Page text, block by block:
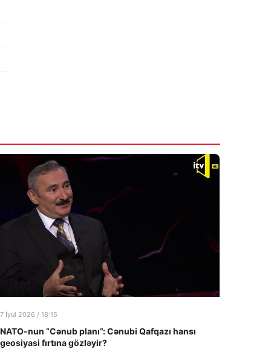
7 İyul 2026 / 18:15
NATO-nun “Cənub planı”: Cənubi Qafqazı hansı
geosiyasi fırtına gözləyir?